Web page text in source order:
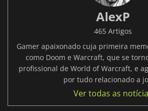
AlexP
465 Artigos
Gamer apaixonado cuja primeira
como Doom e Warcraft, que se
profissional de World of Warcraft, e
por tudo relacionado a
Ver todas as